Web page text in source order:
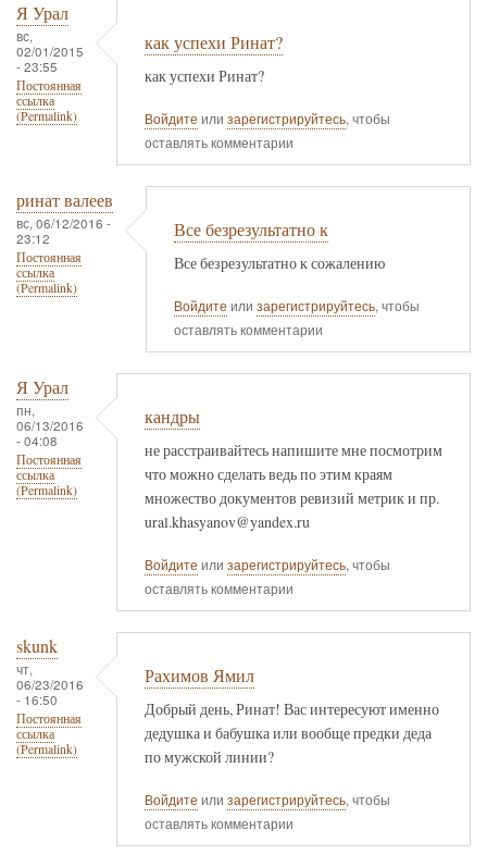
Я Урал
вс,
02/01/2015
- 23:55
Постоянная
ссылка
(Permalink)
как успехи Ринат?
как успехи Ринат?
Войдите или зарегистрируйтесь, чтобы
оставлять комментарии
ринат валеев
вс, 06/12/2016 -
23:12
Постоянная
ссылка
(Permalink)
Все безрезультатно к
Все безрезультатно к сожалению
Войдите или зарегистрируйтесь, чтобы
оставлять комментарии
Я Урал
пн,
06/13/2016
- 04:08
Постоянная
ссылка
(Permalink)
кандры
не расстраивайтесь напишите мне посмотрим
что можно сделать ведь по этим краям
множество документов ревизий метрик и пр.
ural.khasyanov@yandex.ru
Войдите или зарегистрируйтесь, чтобы
оставлять комментарии
skunk
чт,
06/23/2016
- 16:50
Постоянная
ссылка
(Permalink)
Рахимов Ямил
Добрый день, Ринат! Вас интересуют именно
дедушка и бабушка или вообще предки деда
по мужской линии?
Войдите или зарегистрируйтесь, чтобы
оставлять комментарии